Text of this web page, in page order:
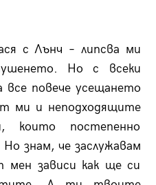
с Лънч – липсва ми
Но с всеки
все повече усещането
ми и неподходящите
постепенно
знам, че заслужавам
мен зависи как ще си